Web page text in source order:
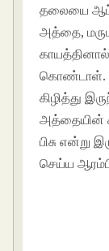
தலையை
அத்தை,
கொண்டாள்.
கிழித்து
அத்தையின்
பிசு என்று
செய்ய